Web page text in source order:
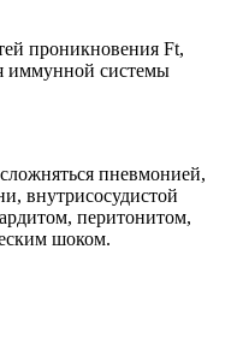
проникновения Ft,
иммунной системы
пневмонией,
внутрисосудистой
перитонитом,
шоком.